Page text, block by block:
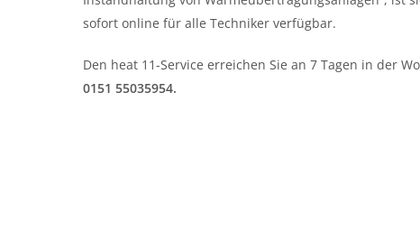
sofort online für alle Techniker verfügbar.
Den heat 11-Service erreichen Sie an 7 Tagen in der
0151 55035954.